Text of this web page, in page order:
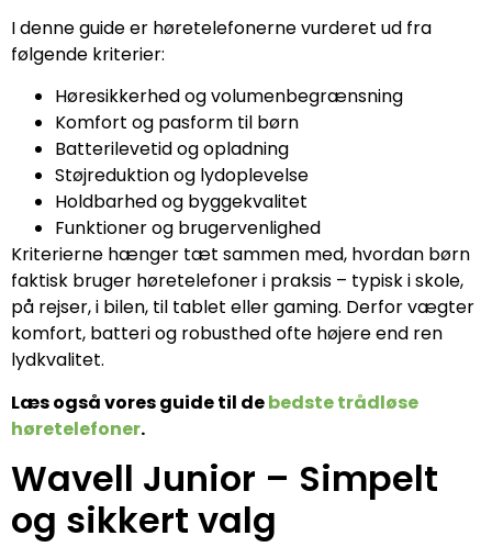
I denne guide er høretelefonerne vurderet ud fra
følgende kriterier:
Høresikkerhed og volumenbegrænsning
Komfort og pasform til børn
Batterilevetid og opladning
Støjreduktion og lydoplevelse
Holdbarhed og byggekvalitet
Funktioner og brugervenlighed
Kriterierne hænger tæt sammen med, hvordan børn
faktisk bruger høretelefoner i praksis – typisk i skole,
på rejser, i bilen, til tablet eller gaming. Derfor vægter
komfort, batteri og robusthed ofte højere end ren
lydkvalitet.
Læs også vores guide til debedste trådløse
høretelefoner.
Wavell Junior – Simpelt
og sikkert valg